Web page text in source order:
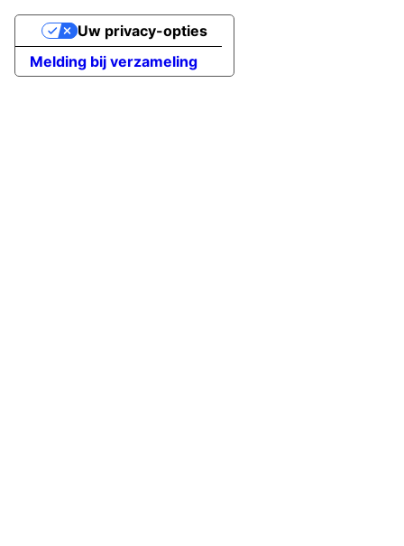
Melding bij verzameling
Uw privacy-opties